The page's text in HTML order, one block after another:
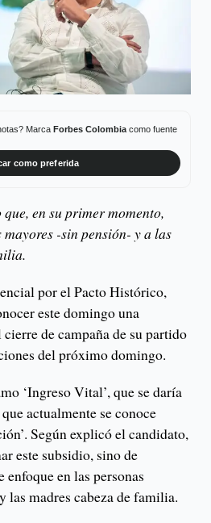
Marca Forbes Colombiacomo fuente
como preferida
en su primer momento,
-sin pensión- y a las
por el Pacto Histórico,
este domingo una
de campaña de su partido
del próximo domingo.
‘Ingreso Vital’, que se daría
actualmente se conoce
Según explicó el candidato,
este subsidio, sino de
en las personas
las madres cabeza de familia.